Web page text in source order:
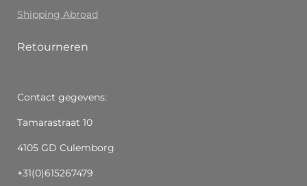
Shipping Abroad
Retourneren
Contact gegevens:
Tamarastraat 10
4105 GD Culemborg
+31(0)615267479